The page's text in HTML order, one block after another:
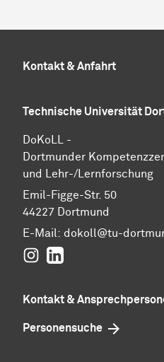
Kontakt & Anfahrt
Technische Universität
DoKoLL -
Dortmunder
und Lehr-/Lernforschung
Emil-Figge-Str. 50
44227 Dortmund
E-Mail: dokoll@tu-
Instagram
LinkedIn
Kontakt &
Personensuche